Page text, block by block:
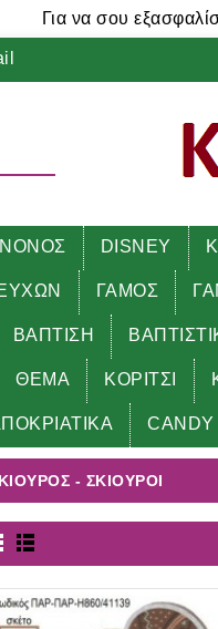
Για να σου
ΝΟΝΟΣ DISNEY
ΓΑΜΟΣ
ΒΑΠΤΙΣΗ
ΘΕΜΑ ΚΟΡΙΤΣΙ
CANDY
- ΣΚΙΟΥΡΟΙ